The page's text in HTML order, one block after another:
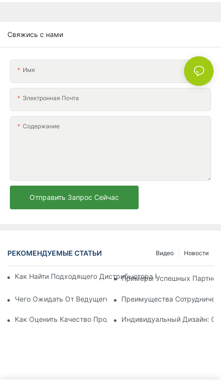
Свяжись с нами
Имя
Электронная Почта
Содержание
Отправить Запрос Сейчас
РЕКОМЕНДУЕМЫЕ СТАТЬИ Новости
Видео
Как Найти Подходящего Дистрибьютора Пляжных Зонтов
Примеры Успешных
Чего Ожидать От Ведущего Производителя Шезлонгов
Преимущества
Как Оценить Качество Продукции Фабрики По
Индивидуальный Дизайн: